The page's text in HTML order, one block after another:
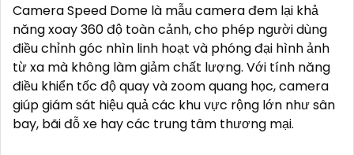
và tiết kiệm? Hãy khám phá Camera Wifi Ezviz -
dòng sản phẩm chính hãng với mức giá rất hấp dẫn.
Với thiết kế hiện đại, dễ dàng lắp đặt và kết nối thông
minh qua Wifi, Camera Wifi Ezviz sẽ giúp bạn giám
sát ngôi nhà hoặc văn phòng mọi lúc mọi nơi chỉ
bằng một chiếc điện thoại thông minh.
Không chỉ vậy, sản phẩm cũng mang lại chất lượng
Camera Speed Dome là mẫu camera đem lại khả
năng xoay 360 độ toàn cảnh, cho phép người dùng
điều chỉnh góc nhìn linh hoạt và phóng đại hình ảnh
từ xa mà không làm giảm chất lượng. Với tính năng
điều khiển tốc độ quay và zoom quang học, camera
giúp giám sát hiệu quả các khu vực rộng lớn như sân
bay, bãi đỗ xe hay các trung tâm thương mại.